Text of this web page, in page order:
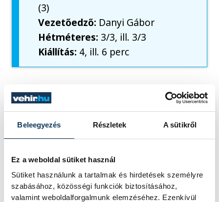
Beleegyezés Részletek A sütikről
Ez a weboldal sütiket használ
Sütiket használunk a tartalmak és hirdetések személyre
szabásához, közösségi funkciók biztosításához,
valamint weboldalforgalmunk elemzéséhez. Ezenkívül
(3)
Vezetőedző: Danyi Gábor
Hétméteres: 3/3, ill. 3/3
Kiállítás: 4, ill. 6 perc
sport
férfi kézilabda NB I
Veszprémi KKFT